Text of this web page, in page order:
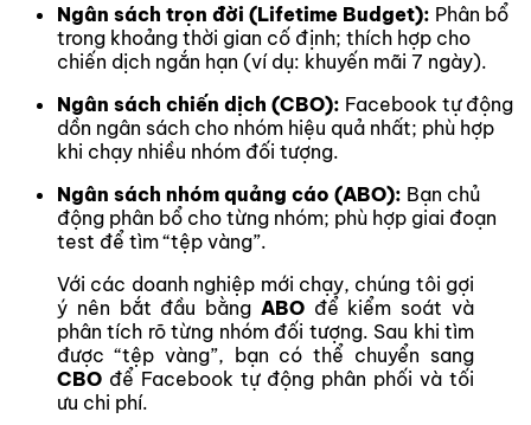
Ngân sách trọn đời (Lifetime Budget): Phân bổ
trong khoảng thời gian cố định; thích hợp cho
chiến dịch ngắn hạn (ví dụ: khuyến mãi 7 ngày).
Ngân sách chiến dịch (CBO): Facebook tự động
dồn ngân sách cho nhóm hiệu quả nhất; phù hợp
khi chạy nhiều nhóm đối tượng.
Ngân sách nhóm quảng cáo (ABO): Bạn chủ
động phân bổ cho từng nhóm; phù hợp giai đoạn
test để tìm “tệp vàng”.
Với các doanh nghiệp mới chạy, chúng tôi gợi
ý nên bắt đầu bằng ABOđể kiểm soát và
phân tích rõ từng nhóm đối tượng. Sau khi tìm
được “tệp vàng”, bạn có thể chuyển sang
CBO để Facebook tự động phân phối và tối
ưu chi phí.